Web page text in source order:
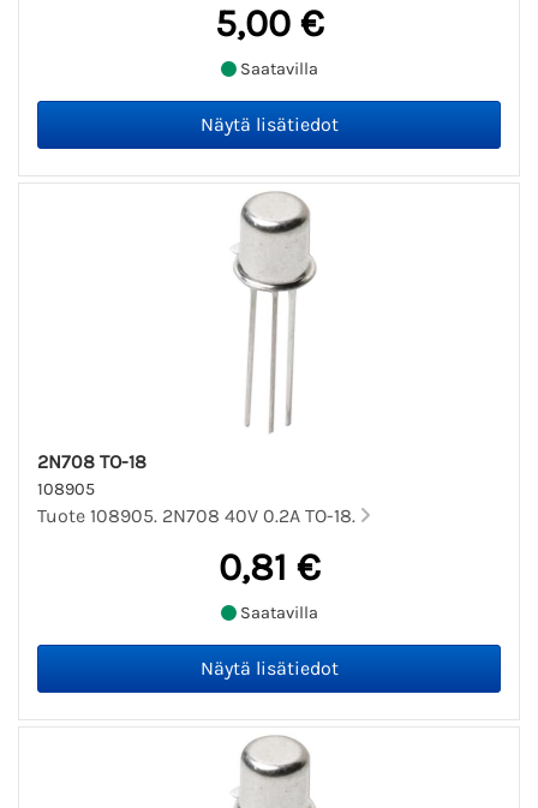
5,00 €
Saatavilla
2N708 TO-18
108905
Tuote 108905. 2N708 40V 0.2A TO-18.
0,81 €
Saatavilla